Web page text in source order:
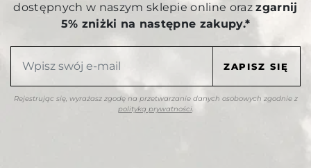
dostępnych w naszym sklepie online orazzgarnij
5% zniżki na następne zakupy.*
Rejestrując się, wyrażasz zgodę na przetwarzanie danych osobowych zgodnie z
polityką prywatności.